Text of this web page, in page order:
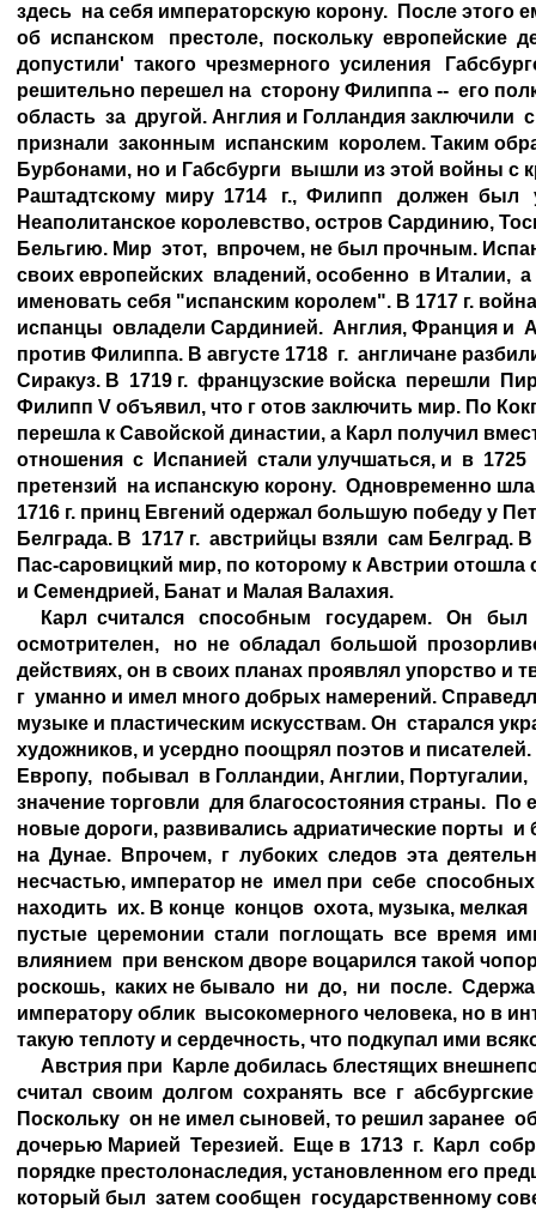
здесь  на себя императорскую корону.  После этого
об  испанском   престоле,  поскольку  европейские
допустили'  такого  чрезмерного  усиления
решительно перешел на  сторону Филиппа --  его
область  за  другой. Англия и Голландия заключили
признали  законным  испанским  королем. Таким
Бурбонами, но и Габсбурги  вышли из этой войны с
Раштадтскому  миру  1714   г.,  Филипп   должен  был
Неаполитанское королевство, остров Сардинию,
Бельгию. Мир  этот,  впрочем, не был прочным.
своих европейских  владений, особенно  в Италии,
именовать себя "испанским королем". В 1717 г.
испанцы  овладели Сардинией.  Англия, Франция и
против Филиппа. В августе 1718  г.  англичане
Сиракуз. В  1719 г.  французские войска  перешли
Филипп V объявил, что г отов заключить мир. По
перешла к Савойской династии, а Карл получил
отношения  с  Испанией  стали улучшаться, и  в  1725
претензий  на испанскую корону.  Одновременно
1716 г. принц Евгений одержал большую победу у
Белграда. В  1717 г.  австрийцы взяли  сам Белград.
Пас-саровицкий мир, по которому к Австрии отошла
и Семендрией, Банат и Малая Валахия.
Карл  считался   способным   государем.   Он   был
осмотрителен,   но  не  обладал  большой
действиях, он в своих планах проявлял упорство и
г  уманно и имел много добрых намерений.
музыке и пластическим искусствам. Он  старался
художников, и усердно поощрял поэтов и
Европу,  побывал  в Голландии, Англии,
значение торговли  для благосостояния страны.  По
новые дороги, развивались адриатические порты
на  Дунае.  Впрочем,  г  лубоких  следов  эта
несчастью, император не  имел при  себе
находить  их. В конце  концов  охота, музыка, мелкая
пустые  церемонии  стали  поглощать  все  время
влиянием  при венском дворе воцарился такой
роскошь,  каких не бывало  ни  до,  ни  после.
императору облик  высокомерного человека, но в
такую теплоту и сердечность, что подкупал ими
Австрия при  Карле добилась блестящих
считал  своим  долгом  сохранять  все  г
Поскольку  он не имел сыновей, то решил заранее
дочерью Марией  Терезией.  Еще в  1713  г.  Карл
порядке престолонаследия, установленном его
который был  затем сообщен  государственному